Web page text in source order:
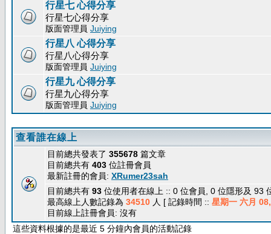
行星七 心得分享
行星七心得分享
版面管理員 Juiying
行星八 心得分享
行星八心得分享
版面管理員 Juiying
行星九 心得分享
行星九心得分享
版面管理員 Juiying
查看誰在線上
目前總共發表了 355678 篇文章
目前總共有 403 位註冊會員
最新註冊的會員: XRumer23sah
目前總共有 93 位使用者在線上 :: 0 位會員, 0 位隱形及
最高線上人數記錄為 34510 人 [ 記錄時間 :: 星期一 六月
目前線上註冊會員: 沒有
這些資料根據的是最近 5 分鐘內會員的活動記錄